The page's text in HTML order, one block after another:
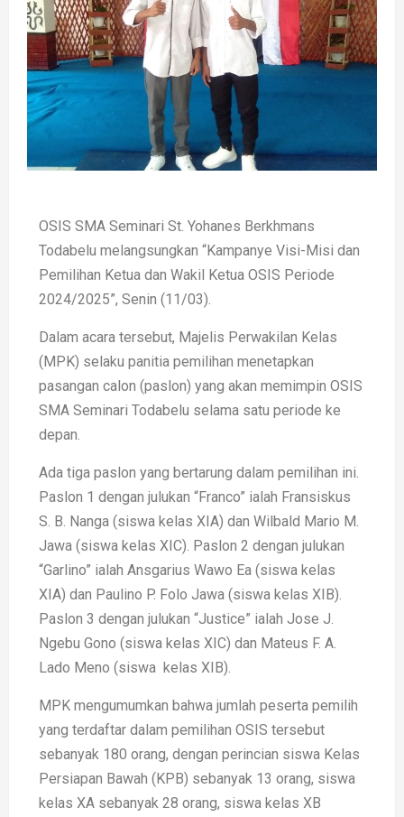
OSIS SMA Seminari St. Yohanes Berkhmans
Todabelu melangsungkan “Kampanye Visi-Misi dan
Pemilihan Ketua dan Wakil Ketua OSIS Periode
2024/2025”, Senin (11/03).
Dalam acara tersebut, Majelis Perwakilan Kelas
(MPK) selaku panitia pemilihan menetapkan
pasangan calon (paslon) yang akan memimpin OSIS
SMA Seminari Todabelu selama satu periode ke
depan.
Ada tiga paslon yang bertarung dalam pemilihan ini.
Paslon 1 dengan julukan “Franco” ialah Fransiskus
S. B. Nanga (siswa kelas XIA) dan Wilbald Mario M.
Jawa (siswa kelas XIC). Paslon 2 dengan julukan
“Garlino” ialah Ansgarius Wawo Ea (siswa kelas
XIA) dan Paulino P. Folo Jawa (siswa kelas XIB).
Paslon 3 dengan julukan “Justice” ialah Jose J.
Ngebu Gono (siswa kelas XIC) dan Mateus F. A.
Lado Meno (siswa kelas XIB).
MPK mengumumkan bahwa jumlah peserta pemilih
yang terdaftar dalam pemilihan OSIS tersebut
sebanyak 180 orang, dengan perincian siswa Kelas
Persiapan Bawah (KPB) sebanyak 13 orang, siswa
kelas XA sebanyak 28 orang, siswa kelas XB